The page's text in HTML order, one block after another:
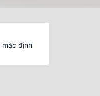
mặc định